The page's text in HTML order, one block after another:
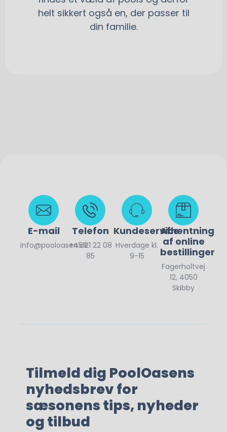
helt sikkert også en, der passer til
din familie.
E-mail
info@pooloasen.dk
Telefon
+45 21 22 08
85
Kundeservice
Hverdage kl.
9-15
Afhentning
af online
bestillinger
Fagerholtvej
12, 4050
Skibby
Tilmeld dig PoolOasens
nyhedsbrev for
sæsonens tips, nyheder
og tilbud